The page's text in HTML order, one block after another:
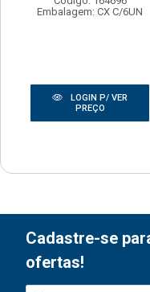
Embalagem: CX C/6UN
LOGIN P/ VER
PREÇO
Cadastre-se
ofertas!